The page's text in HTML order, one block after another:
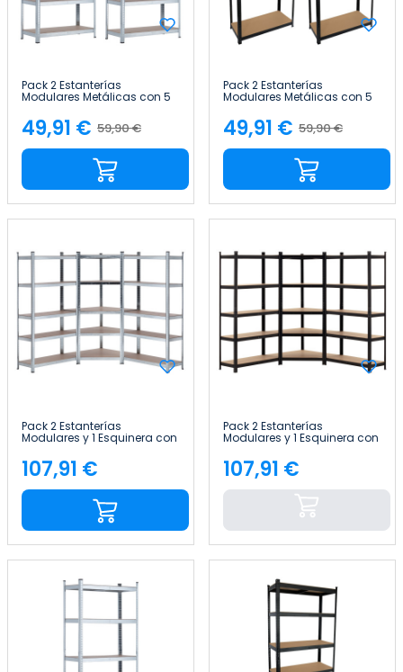
Pack 2 Estanterías
Modulares Metálicas con 5
Thinia Home
Precio
base
59,90 €
Precio
49,91 €
Pack 2 Estanterías
Modulares Metálicas con 5
Thinia Home
Precio
base
59,90 €
Precio
49,91 €
Pack 2 Estanterías
Modulares y 1 Esquinera con
5 baldas 2625kg
136x40x180cm Thinia Home
Precio
107,91 €
Pack 2 Estanterías
Modulares y 1 Esquinera con
5 baldas 2625kg
136x40x180cm Thinia Home
Precio
107,91 €